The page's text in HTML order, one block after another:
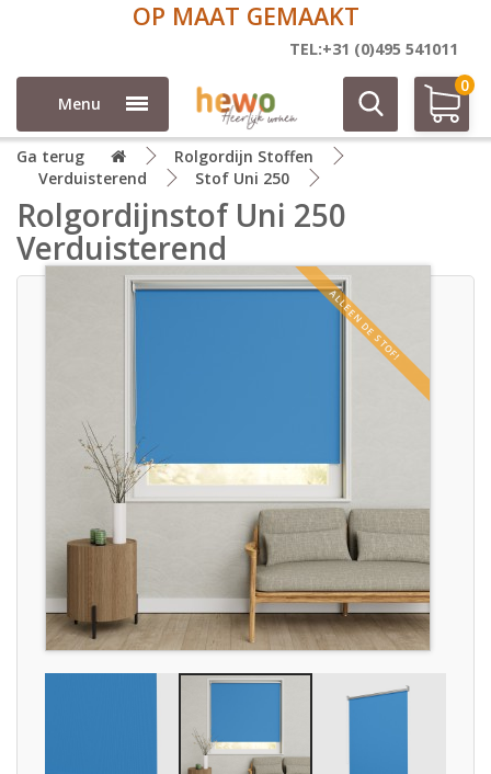
OP MAAT GEMAAKT
TEL:+31 (0)495 541011
Menu
0
Ga terug
Rolgordijn Stoffen
Verduisterend
Stof Uni 250
Rolgordijnstof Uni 250
Verduisterend
ALLEEN DE STOF!